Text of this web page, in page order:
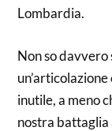
Lombardia.
Non so
inutile, a meno
nostra battaglia